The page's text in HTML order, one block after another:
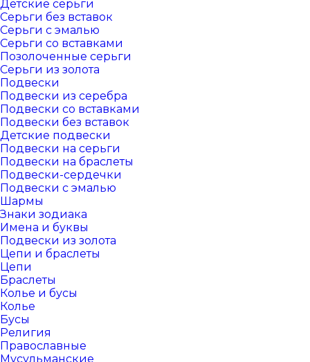
Детские серьги
Серьги без вставок
Серьги с эмалью
Серьги со вставками
Позолоченные серьги
Серьги из золота
Подвески
Подвески из серебра
Подвески со вставками
Подвески без вставок
Детские подвески
Подвески на серьги
Подвески на браслеты
Подвески-сердечки
Подвески с эмалью
Шармы
Знаки зодиака
Имена и буквы
Подвески из золота
Цепи и браслеты
Цепи
Браслеты
Колье и бусы
Колье
Бусы
Религия
Православные
Мусульманские